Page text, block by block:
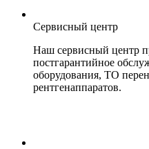
Сервисный центр
Наш сервисный центр
постгарантийное
оборудования, ТО
рентгенаппаратов.